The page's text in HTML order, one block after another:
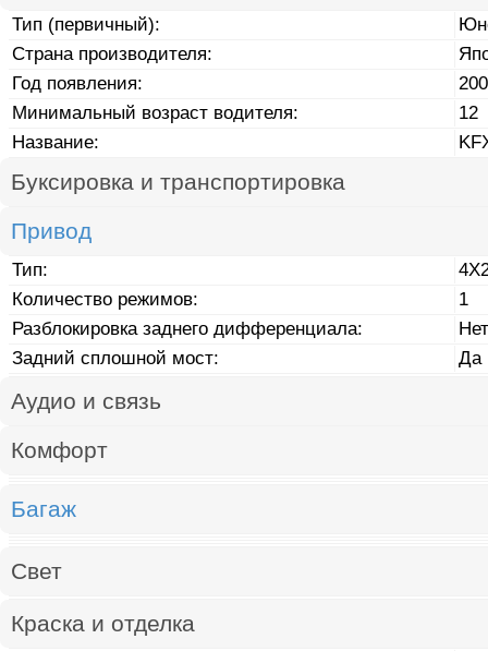
Тип (первичный):
Страна производителя:
Год появления:
Минимальный возраст водителя:
12
Название:
Буксировка и транспортировка
Привод
Тип:
Количество режимов:
1
Разблокировка заднего дифференциала:
Нет
Задний сплошной мост:
Да
Аудио и связь
Комфорт
Багаж
Свет
Краска и отделка